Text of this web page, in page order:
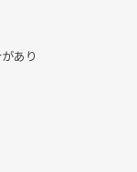
あり